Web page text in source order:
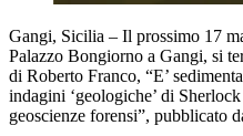
Gangi, Sicilia – Il prossimo 17
Palazzo Bongiorno a Gangi, si
di Roberto Franco, “E’
indagini ‘geologiche’ di
geoscienze forensi”, pubblicato